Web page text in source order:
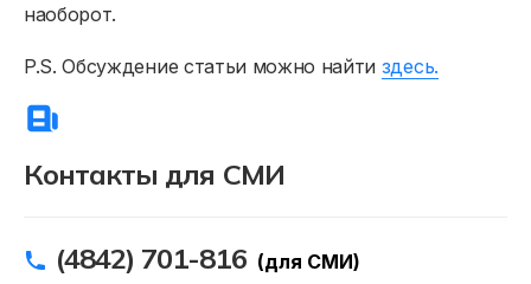
Контакты для СМИ
(4842) 701-816 (для СМИ)
наоборот.
P.S. Обсуждение статьи можно найти здесь.